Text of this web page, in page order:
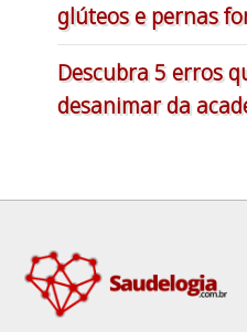
glúteos e pernas
Descubra 5 erros
desanimar da